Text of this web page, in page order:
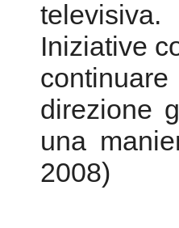
Iniziative
direzione
una
2008)